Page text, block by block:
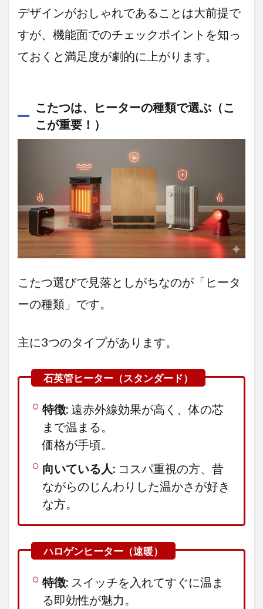
になれ
る、美
しき
「折れ
脚こた
つ」
っ、こ
れがコ
タ
ツ？」
れたデ
3.2.2
わずか
11.5cm！
隙間にス
ッと入る
脚」機能
3.2.3
ストレ
スフリ
「薄型
ヒータ
ツ」
3.2.4
結論：
これは
ブル」
と「コ
タツ」
のいい
り
厳
選③ 一
の「狭
「快適」
デザインがおしゃれであることは大前提で
すが、機能面でのチェックポイントを知っ
ておくと満足度が劇的に上がります。
こたつは、ヒーターの種類で選ぶ（こ
こが重要！）
こたつ選びで見落としがちなのが「ヒータ
ーの種類」です。
主に3つのタイプがあります。
特徴: 遠赤外線効果が高く、体の芯
まで温まる。
価格が手頃。
向いている人: コスパ重視の方、昔
ながらのじんわりした温かさが好き
な方。
特徴: スイッチを入れてすぐに温ま
る即効性が魅力。